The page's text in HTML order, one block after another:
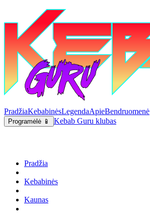
PradžiaKebabinėsLegendaApieBendruomenė
Programėlė 📱 Kebab Guru klubas
Pradžia
Kebabinės
Kaunas